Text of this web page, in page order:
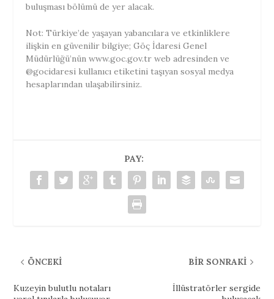
buluşması bölümü de yer alacak.
Not: Türkiye’de yaşayan yabancılara ve etkinliklere
ilişkin en güvenilir bilgiye; Göç İdaresi Genel
Müdürlüğü’nün www.goc.gov.tr web adresinden ve
@gocidaresi kullanıcı etiketini taşıyan sosyal medya
hesaplarından ulaşabilirsiniz.
PAY:
ÖNCEKI
Kuzeyin bulutlu notaları
BIR SONRAKI
İllüstratörler sergide